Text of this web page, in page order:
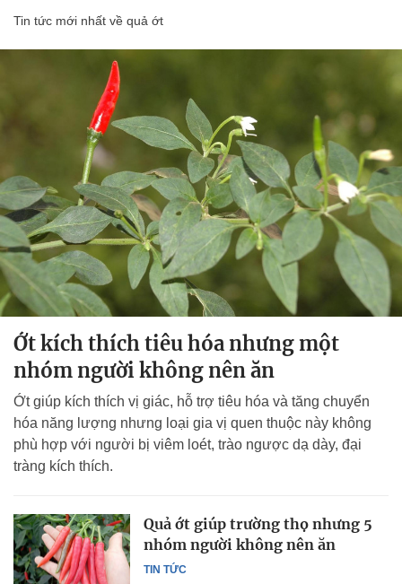
Tin tức mới nhất về quả ớt
Ớt kích thích tiêu hóa nhưng một
nhóm người không nên ăn
Ớt giúp kích thích vị giác, hỗ trợ tiêu hóa và tăng chuyển
hóa năng lượng nhưng loại gia vị quen thuộc này không
phù hợp với người bị viêm loét, trào ngược dạ dày, đại
tràng kích thích.
TIN TỨC
Quả ớt giúp trường thọ nhưng 5
nhóm người không nên ăn